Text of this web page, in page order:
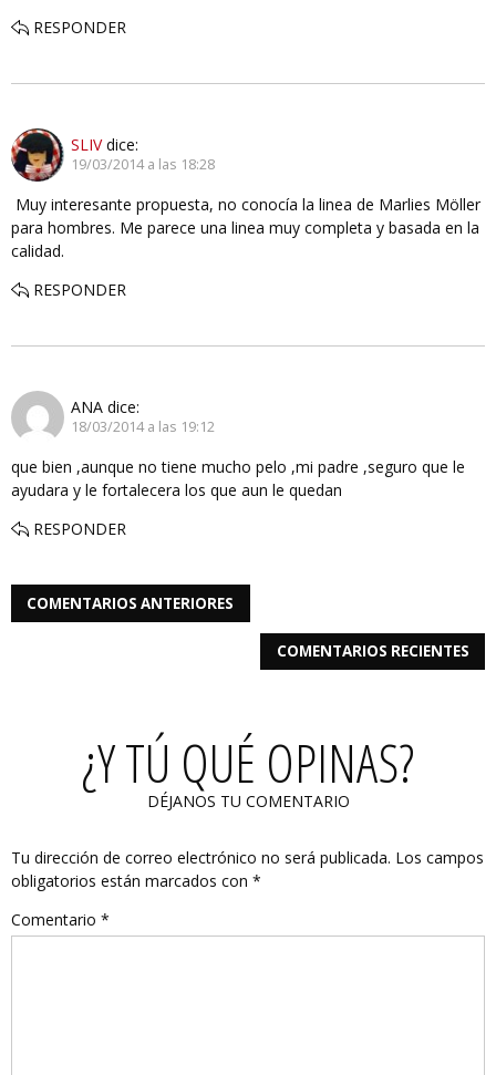
RESPONDER
SLIV dice:
19/03/2014 a las 18:28
Muy interesante propuesta, no conocía la linea de Marlies Möller
para hombres. Me parece una linea muy completa y basada en la
calidad.
RESPONDER
ANA dice:
18/03/2014 a las 19:12
que bien ,aunque no tiene mucho pelo ,mi padre ,seguro que le
ayudara y le fortalecera los que aun le quedan
RESPONDER
COMENTARIOS ANTERIORES
COMENTARIOS RECIENTES
¿Y TÚ QUÉ OPINAS?
DÉJANOS TU COMENTARIO
Tu dirección de correo electrónico no será publicada. Los campos
obligatorios están marcados con *
Comentario *